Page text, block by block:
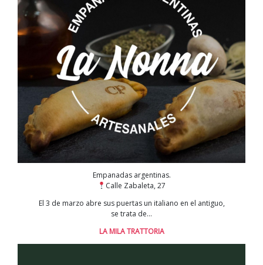
Empanadas argentinas.
Calle Zabaleta, 27
El 3 de marzo abre sus puertas un italiano en el antiguo,
se trata de…
LA MILA TRATTORIA